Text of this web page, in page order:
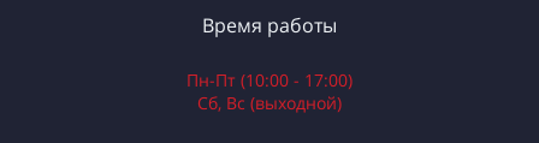
Время работы
Пн-Пт (10:00 - 17:00)
Сб, Вс (выходной)